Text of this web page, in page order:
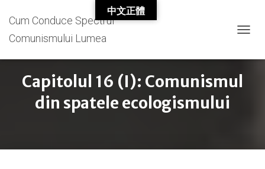
Cum Conduce Spectrul
Comunismului Lumea
G
G
Capitolul 16 (I): Comunismul
din spatele ecologismului
中文正體